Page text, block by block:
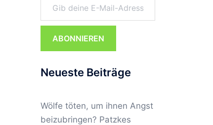
ABONNIEREN
Neueste Beiträge
Wölfe töten, um ihnen Angst
beizubringen? Patzkes